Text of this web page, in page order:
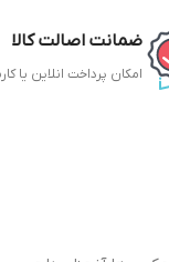
ضمانت اصالت کالا
امکان پرداخت انلاین یا